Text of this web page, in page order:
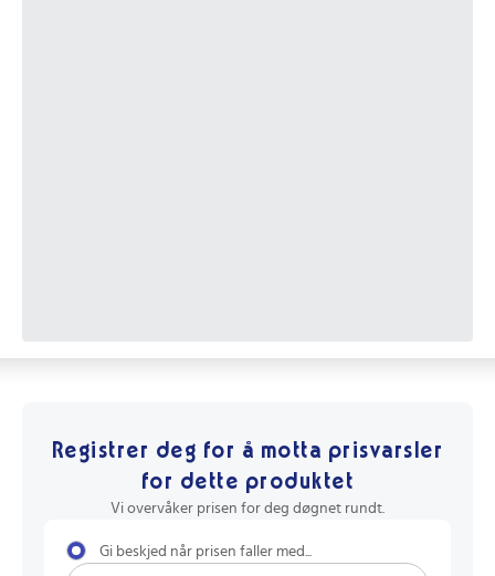
Registrer deg for å motta prisvarsler
for dette produktet
Vi overvåker prisen for deg døgnet rundt.
Gi beskjed når prisen faller med...